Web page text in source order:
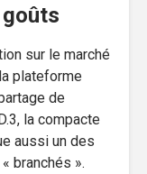
sur le marché
plateforme
de
la compacte
aussi un des
branchés ».